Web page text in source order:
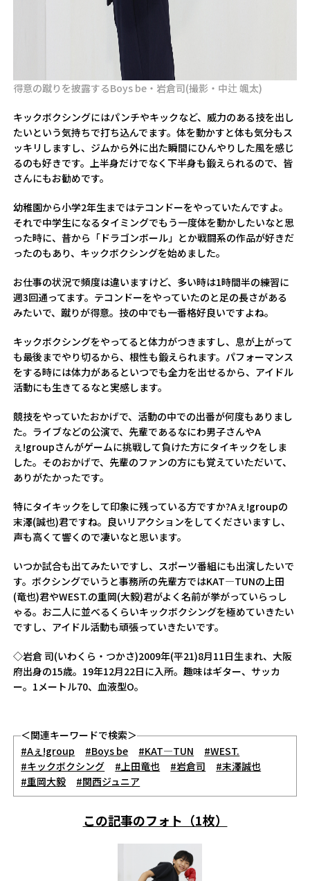
得意の蹴りを披露するBoys be・岩倉司(撮影・中辻 颯太)
キックボクシングにはパンチやキックなど、威力のある技を出し
たいという気持ちで打ち込んでます。体を動かすと体も気分もス
ッキリしますし、ジムから外に出た瞬間にひんやりした風を感じ
るのも好きです。上半身だけでなく下半身も鍛えられるので、皆
さんにもお勧めです。
幼稚園から小学2年生まではテコンドーをやっていたんですよ。
それで中学生になるタイミングでもう一度体を動かしたいなと思
った時に、昔から「ドラゴンボール」とか戦闘系の作品が好きだ
ったのもあり、キックボクシングを始めました。
お仕事の状況で頻度は違いますけど、多い時は1時間半の練習に
週3回通ってます。テコンドーをやっていたのと足の長さがある
みたいで、蹴りが得意。技の中でも一番格好良いですよね。
キックボクシングをやってると体力がつきますし、息が上がって
も最後までやり切るから、根性も鍛えられます。パフォーマンス
をする時には体力があるといつでも全力を出せるから、アイドル
活動にも生きてるなと実感します。
競技をやっていたおかげで、活動の中での出番が何度もありまし
た。ライブなどの公演で、先輩であるなにわ男子さんやA
ぇ!groupさんがゲームに挑戦して負けた方にタイキックをしま
した。そのおかげで、先輩のファンの方にも覚えていただいて、
ありがたかったです。
特にタイキックをして印象に残っている方ですか?Aぇ!groupの
末澤(誠也)君ですね。良いリアクションをしてくださいますし、
声も高くて響くので凄いなと思います。
いつか試合も出てみたいですし、スポーツ番組にも出演したいで
す。ボクシングでいうと事務所の先輩方ではKAT―TUNの上田
(竜也)君やWEST.の重岡(大毅)君がよく名前が挙がっていらっし
ゃる。お二人に並べるくらいキックボクシングを極めていきたい
ですし、アイドル活動も頑張っていきたいです。
◇岩倉 司(いわくら・つかさ)2009年(平21)8月11日生まれ、大阪
府出身の15歳。19年12月22日に入所。趣味はギター、サッカ
ー。1メートル70、血液型O。
＜関連キーワードで検索＞
#Aぇ!group
#Boys be #KAT―TUN
#WEST.
#キックボクシング
#上田竜也 #岩倉司
#末澤誠也
#重岡大毅
#関西ジュニア
この記事のフォト（1枚）